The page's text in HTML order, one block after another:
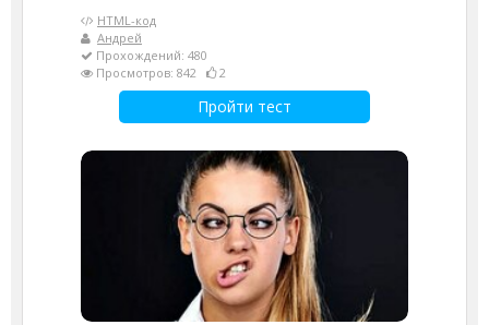
HTML-код
Андрей
Прохождений: 480
Просмотров: 842
2
Пройти тест